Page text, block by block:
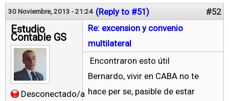
30 Noviembre, 2013 - 21:24 (Reply to #51) #52
Estudio
Contable GS
Desconectado/a
Re: excension y convenio
multilateral
Encontraron esto útil
Bernardo, vivir en CABA no te
hace per se, pasible de estar